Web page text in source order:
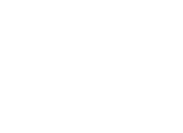
buruz informazio gehiago